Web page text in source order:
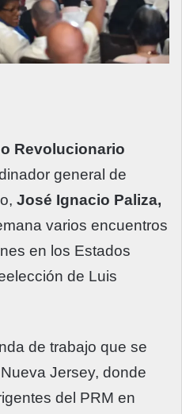
Revolucionario
general de
José Ignacio Paliza,
varios encuentros
en los Estados
de Luis
de trabajo que se
Jersey, donde
del PRM en